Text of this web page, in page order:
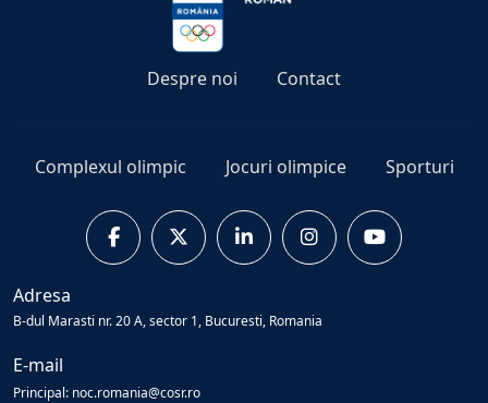
Despre noi Contact
Complexul olimpic Jocuri olimpice Sporturi
Adresa
B-dul Marasti nr. 20 A, sector 1, Bucuresti, Romania
E-mail
Principal: noc.romania@cosr.ro